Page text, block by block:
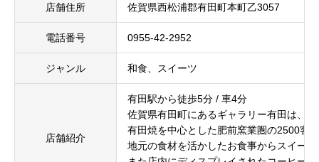
店舗住所 佐賀県西松浦郡有田町本町乙3057
電話番号 0955-42-2952
ジャンル 和食、スイーツ
店舗紹介
有田駅から徒歩5分 / 車4分
佐賀県有田町にあるギャラリー有田は、
有田焼を中心とした肥前窯業圏の2500客
地元の食材を活かしたお食事からスイー